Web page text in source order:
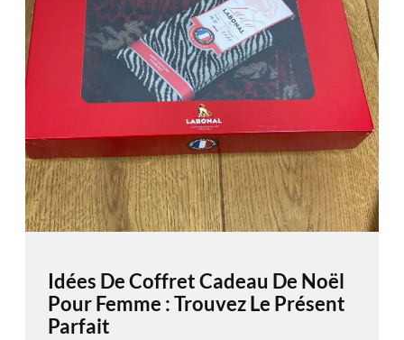
Idées De Coffret Cadeau De Noël
Pour Femme : Trouvez Le Présent
Parfait